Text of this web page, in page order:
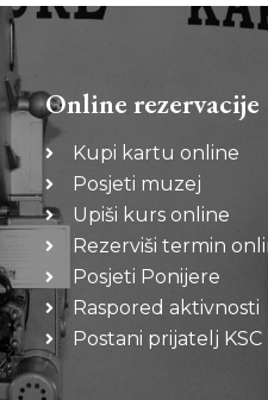
Online rezervacije
Kupi kartu online
Posjeti muzej
Upiši kurs online
Rezerviši termin
Posjeti Ponijere
Raspored aktivnosti
Postani prijatelj KSC